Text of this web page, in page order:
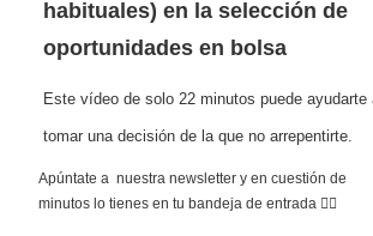
habituales) en la selección de
oportunidades en bolsa
Este vídeo de solo 22 minutos puede ayudarte
tomar una decisión de la que no arrepentirte.
Apúntate a nuestra newsletter y en cuestión de
minutos lo tienes en tu bandeja de entrada 👇🏻